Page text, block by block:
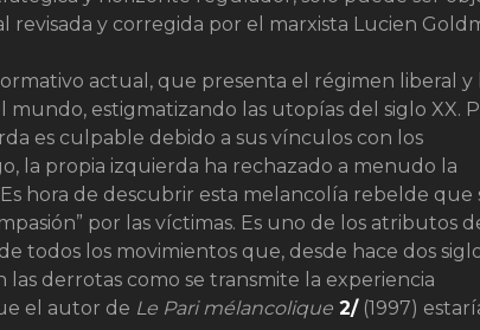
revisada y corregida por el marxista Lucien
actual, que presenta el régimen liberal y
estigmatizando las utopías del siglo XX.
es culpable debido a sus vínculos con los
la propia izquierda ha rechazado a menudo la
hora de descubrir esta melancolía rebelde que
por las víctimas. Es uno de los atributos
todos los movimientos que, desde hace dos
derrotas como se transmite la experiencia
el autor de Le Pari mélancolique 2/(1997)